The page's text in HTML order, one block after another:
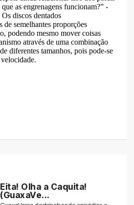
Eita! Olha a Caquita!
(GuaxaVe...